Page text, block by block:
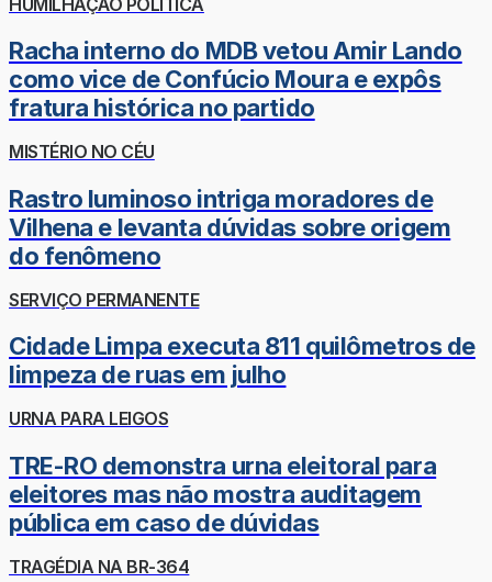
Racha interno do MDB vetou Amir Lando
como vice de Confúcio Moura e expôs
fratura histórica no partido
MISTÉRIO NO CÉU
Rastro luminoso intriga moradores de
Vilhena e levanta dúvidas sobre origem
do fenômeno
SERVIÇO PERMANENTE
Cidade Limpa executa 811 quilômetros de
limpeza de ruas em julho
URNA PARA LEIGOS
TRE-RO demonstra urna eleitoral para
eleitores mas não mostra auditagem
pública em caso de dúvidas
TRAGÉDIA NA BR-364